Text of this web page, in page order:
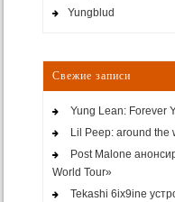
Yungblud
Свежие записи
Yung Lean: Forever
Lil Peep: around
Post Malone
World Tour»
Tekashi 6ix9ine